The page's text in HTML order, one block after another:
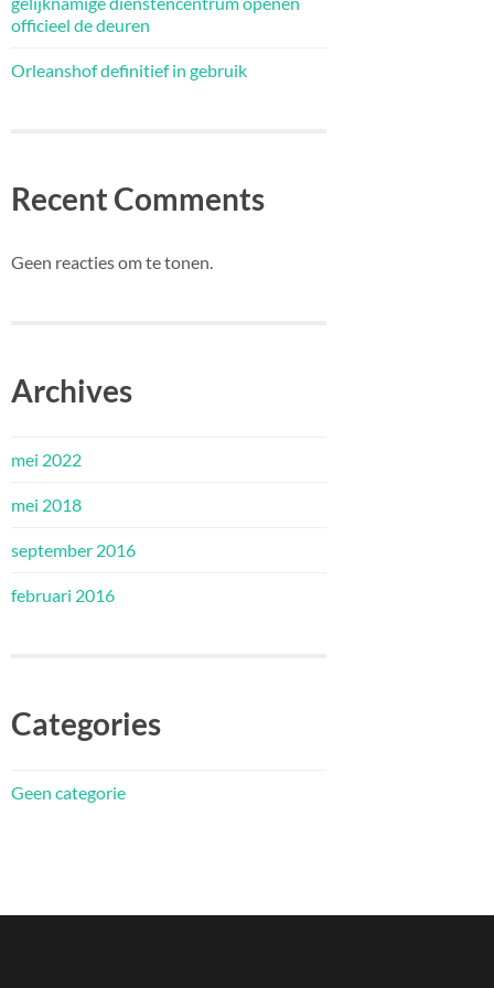
officieel de deuren
Orleanshof definitief in gebruik
Recent Comments
Geen reacties om te tonen.
Archives
mei 2022
mei 2018
september 2016
februari 2016
Categories
Geen categorie